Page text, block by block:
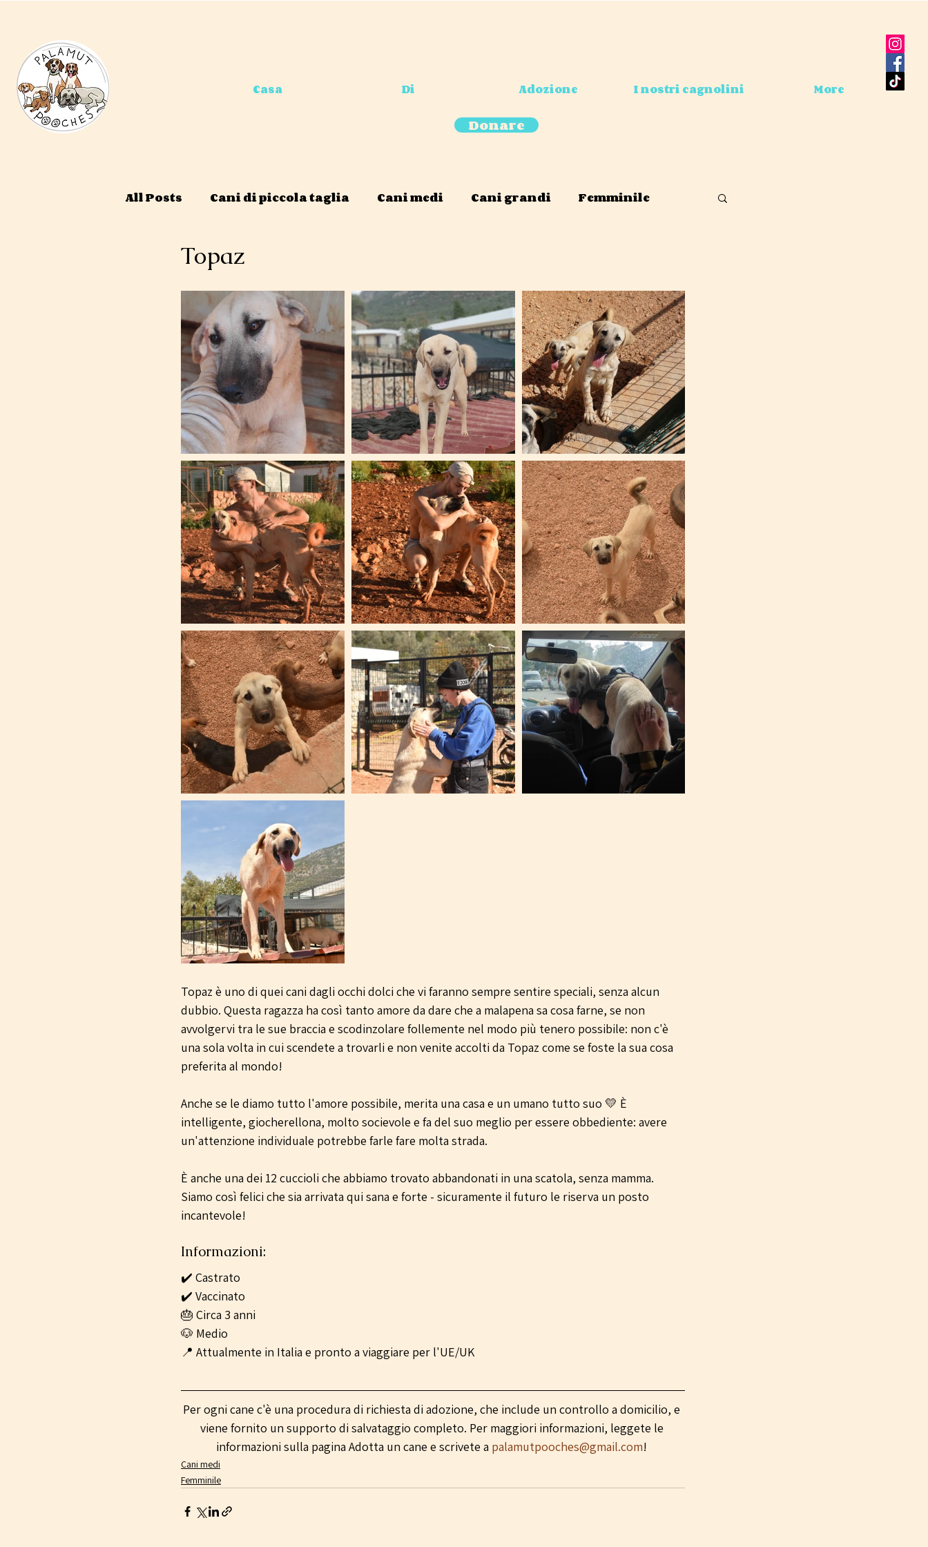
Casa Di Adozione I nostri cagnolini More
Donare
All Posts Cani di piccola taglia Cani medi Cani grandi Femminile
Maschile Meglio se solo animali domestici
Disponibile solo per la sponsorizza
Topaz
Topaz è uno di quei cani dagli occhi dolci che vi faranno sempre sentire speciali, senza alcun
dubbio. Questa ragazza ha così tanto amore da dare che a malapena sa cosa farne, se non
avvolgervi tra le sue braccia e scodinzolare follemente nel modo più tenero possibile: non c'è
una sola volta in cui scendete a trovarli e non venite accolti da Topaz come se foste la sua cosa
preferita al mondo!
Anche se le diamo tutto l'amore possibile, merita una casa e un umano tutto suo 💛 È
intelligente, giocherellona, molto socievole e fa del suo meglio per essere obbediente: avere
un'attenzione individuale potrebbe farle fare molta strada.
È anche una dei 12 cuccioli che abbiamo trovato abbandonati in una scatola, senza mamma.
Siamo così felici che sia arrivata qui sana e forte - sicuramente il futuro le riserva un posto
incantevole!
Informazioni:
✔️ Castrato
✔️ Vaccinato
🎂 Circa 3 anni
🐶 Medio
📍 Attualmente in Italia e pronto a viaggiare per l'UE/UK
Per ogni cane c'è una procedura di richiesta di adozione, che include un controllo a domicilio, e
viene fornito un supporto di salvataggio completo. Per maggiori informazioni, leggete le
informazioni sulla pagina Adotta un cane e scrivete a palamutpooches@gmail.com!
Cani medi
Femminile